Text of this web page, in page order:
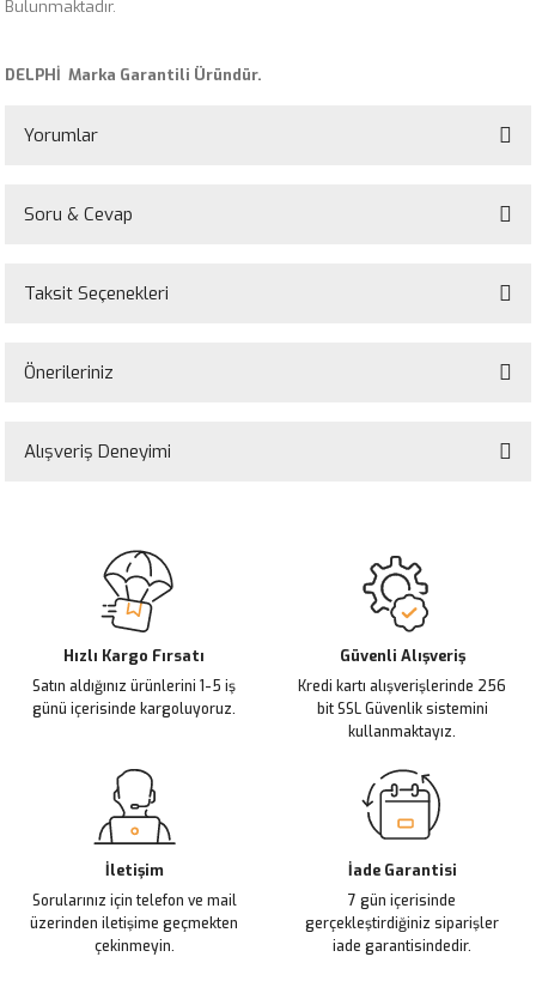
Bulunmaktadır.
DELPHİ Marka Garantili Üründür.
Yorumlar
Soru & Cevap
Ürün hakkında henüz soru sorulmamış.
Taksit Seçenekleri
Önerileriniz
yetersiz gördüğünüz noktaları öneri formunu kullanarak tarafımıza
Ürün resmi kalitesiz, bozuk veya görüntülenemiyor.
Ürün açıklamasında eksik bilgiler bulunuyor.
Ürün bilgilerinde hatalar bulunuyor.
Ürün fiyatı diğer sitelerden daha pahalı.
Bu ürüne benzer farklı alternatifler olmalı.
Alışveriş Deneyimi
Hızlı Kargo Fırsatı
Satın aldığınız ürünlerini 1-5 iş
günü içerisinde kargoluyoruz.
Güvenli Alışveriş
Kredi kartı alışverişlerinde 256
bit SSL Güvenlik sistemini
kullanmaktayız.
İletişim
Sorularınız için telefon ve mail
üzerinden iletişime geçmekten
çekinmeyin.
İade Garantisi
7 gün içerisinde
gerçekleştirdiğiniz siparişler
iade garantisindedir.